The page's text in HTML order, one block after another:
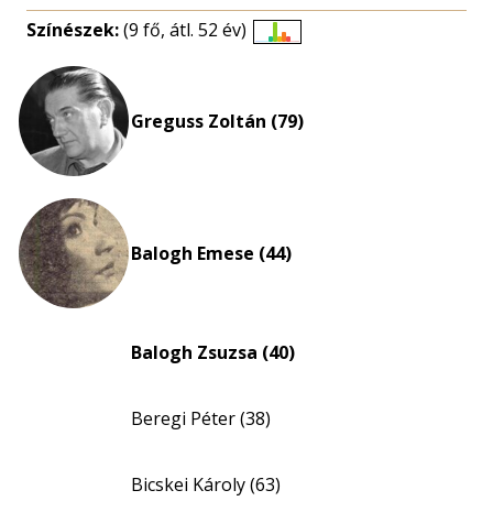
Színészek:(9 fő, átl. 52 év)
Greguss Zoltán (79)
Balogh Emese (44)
Balogh Zsuzsa (40)
Beregi Péter (38)
Bicskei Károly (63)